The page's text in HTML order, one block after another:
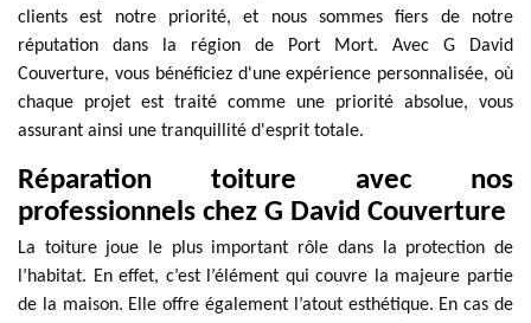
clients est notre priorité, et nous sommes fiers de notre
réputation dans la région de Port Mort. Avec G David
Couverture, vous bénéficiez d'une expérience personnalisée, où
chaque projet est traité comme une priorité absolue, vous
assurant ainsi une tranquillité d'esprit totale.
Réparation toiture avec nos
professionnels chez G David Couverture
La toiture joue le plus important rôle dans la protection de
l’habitat. En effet, c’est l’élément qui couvre la majeure partie
de la maison. Elle offre également l’atout esthétique. En cas de